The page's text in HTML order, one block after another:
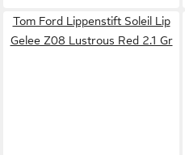
Tom Ford Lippenstift Soleil Lip
Gelee Z08 Lustrous Red 2.1 Gr